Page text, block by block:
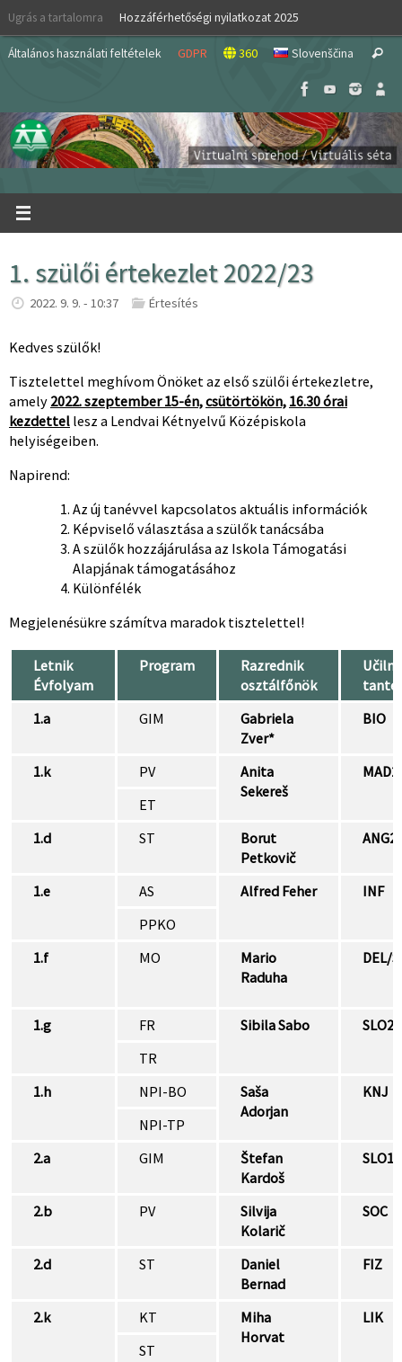
Skip
content
Ugrás a tartalomra Hozzáférhetőségi nyilatkozat 2025
Általános használati feltételek GDPR 360 Slovenščina Search
1. szülői értekezlet 2022/23
2022. 9. 9. - 10:37 Értesítés
Kedves szülők!
Tisztelettel meghívom Önöket az első szülői értekezletre,
amely 2022. szeptember 15-én,csütörtökön, 16.30 órai
kezdettel lesz a Lendvai Kétnyelvű Középiskola
helyiségeiben.
Napirend:
Az új tanévvel kapcsolatos aktuális információk
Képviselő választása a szülők tanácsába
A szülők hozzájárulása az Iskola Támogatási
Alapjának támogatásához
Különfélék
Megjelenésükre számítva maradok tisztelettel!
Letnik
Évfolyam
Program
Razrednik
osztálfőnök
1.a
GIM
Gabriela
Zver*
BIO
1.k PV
Anita
Sekereš
MAD2
ET
1.d
ST
Borut
Petkovič
ANG2
1.e AS Alfred Feher
INF
PPKO
1.f
MO
Mario
Raduha
DEL/S
1.g FR Sibila Sabo
SLO2
TR
1.h
NPI-BO
Saša
Adorjan
KNJ
NPI-TP
2.a
GIM
Štefan
Kardoš
SLO1
2.b PV
Silvija
Kolarič
SOC
2.d ST
Daniel
Bernad
FIZ
2.k KT
Miha
Horvat
LIK
ST